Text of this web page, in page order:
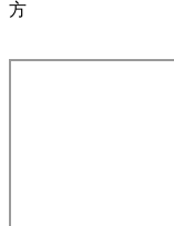
方